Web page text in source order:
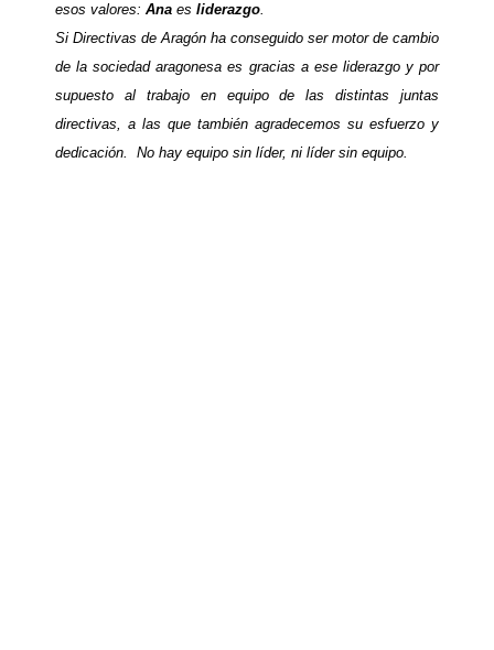
esos valores: Ana es liderazgo.
Si Directivas de Aragón ha conseguido ser motor de cambio
de la sociedad aragonesa es gracias a ese liderazgo y por
supuesto al trabajo en equipo de las distintas juntas
directivas, a las que también agradecemos su esfuerzo y
dedicación. No hay equipo sin líder, ni líder sin equipo.